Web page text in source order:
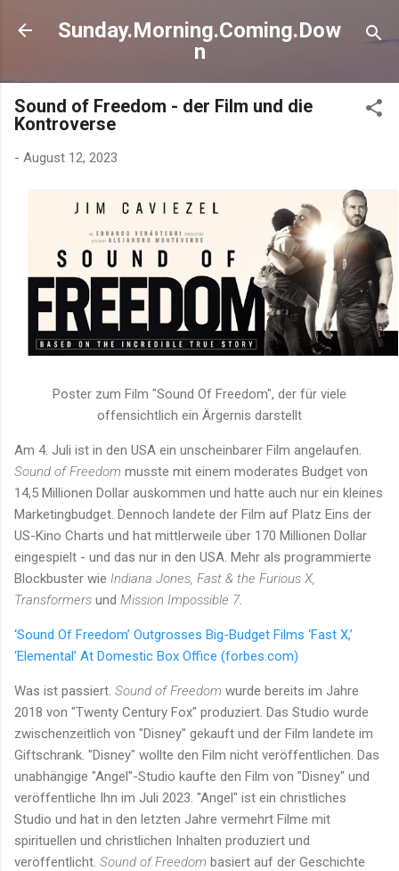
Direkt zum Hauptbereich
Sunday.Morning.Coming.Dow
n
Sound of Freedom - der Film und die
Kontroverse
- August 12, 2023
Poster zum Film "Sound Of Freedom", der für viele
offensichtlich ein Ärgernis darstellt
Am 4. Juli ist in den USA ein unscheinbarer Film angelaufen.
Sound of Freedom musste mit einem moderates Budget von
14,5 Millionen Dollar auskommen und hatte auch nur ein kleines
Marketingbudget. Dennoch landete der Film auf Platz Eins der
US-Kino Charts und hat mittlerweile über 170 Millionen Dollar
eingespielt - und das nur in den USA. Mehr als programmierte
Blockbuster wie Indiana Jones, Fast & the Furious X,
Transformers und Mission Impossible 7.
‘Sound Of Freedom’ Outgrosses Big-Budget Films ‘Fast X,’
‘Elemental’ At Domestic Box Office (forbes.com)
Was ist passiert. Sound of Freedom wurde bereits im Jahre
2018 von "Twenty Century Fox" produziert. Das Studio wurde
zwischenzeitlich von "Disney" gekauft und der Film landete im
Giftschrank. "Disney" wollte den Film nicht veröffentlichen. Das
unabhängige "Angel"-Studio kaufte den Film von "Disney" und
veröffentliche Ihn im Juli 2023. "Angel" ist ein christliches
Studio und hat in den letzten Jahre vermehrt Filme mit
spirituellen und christlichen Inhalten produziert und
veröffentlicht. Sound of Freedom basiert auf der Geschichte